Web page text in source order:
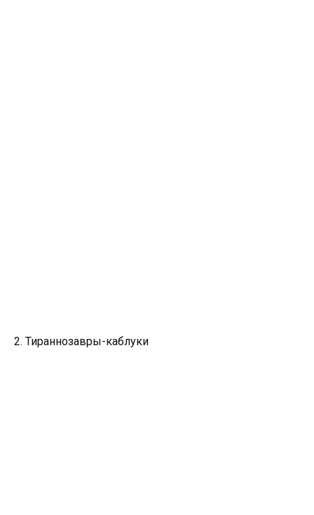
2. Тираннозавры-каблуки